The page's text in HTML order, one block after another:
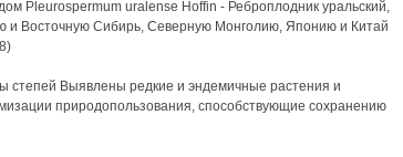
Pleurospermum uralense Hoffin - Реброплодник уральский,
и Восточную Сибирь, Северную Монголию, Японию и Китай
степей Выявлены редкие и эндемичные растения и
природопользования, способствующие сохранению